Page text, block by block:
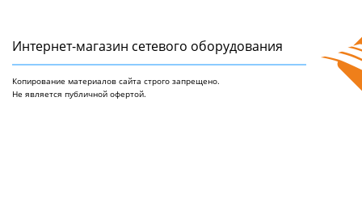
Интернет-магазин сетeвого оборудования
Копирование материалов сайта строго запрещено.
Не является публичной офертой.